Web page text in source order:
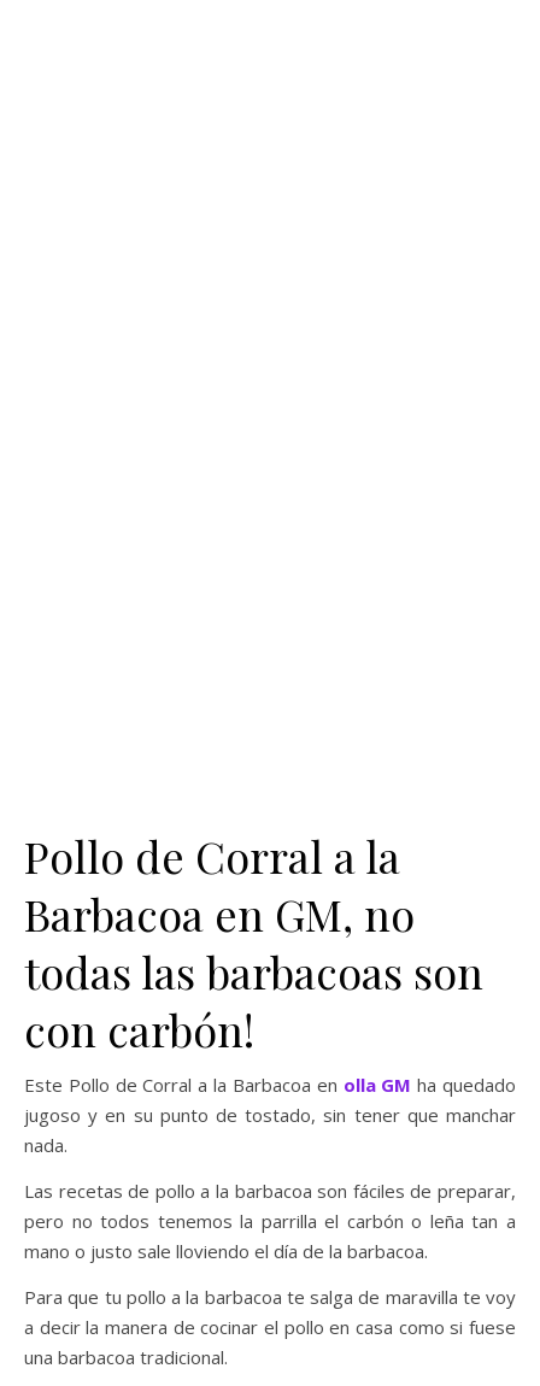
Pollo de Corral a la
Barbacoa en GM, no
todas las barbacoas son
con carbón!
Este Pollo de Corral a la Barbacoa en olla GM ha quedado
jugoso y en su punto de tostado, sin tener que manchar
nada.
Las recetas de pollo a la barbacoa son fáciles de preparar,
pero no todos tenemos la parrilla el carbón o leña tan a
mano o justo sale lloviendo el día de la barbacoa.
Para que tu pollo a la barbacoa te salga de maravilla te voy
a decir la manera de cocinar el pollo en casa como si fuese
una barbacoa tradicional.